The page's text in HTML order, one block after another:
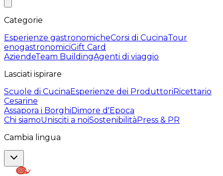
Categorie
Esperienze gastronomicheCorsi di CucinaTour
enogastronomiciGift Card
AziendeTeam BuildingAgenti di viaggio
Lasciati ispirare
Scuole di CucinaEsperienze dei ProduttoriRicettario
Cesarine
Assapora i BorghiDimore d'Epoca
Chi siamoUnisciti a noiSostenibilitàPress & PR
Cambia lingua